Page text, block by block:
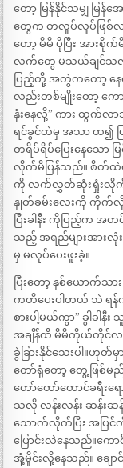
တော့ မြန်နိုင်သမျှ မြန်
တွေက တလှုပ်လှုပ်ဖြစ်လ
တော့ မိမိ ပိုပြီး အား
လက်တွေ မသယ်ချင်သလို
ပြည့်တို့ အတွဲကတော့ နေ
လည်းတစ်မျိုးတော့ ကေ
နုံးနေလို့” ကား ထွက်လ
ရင်ခွင်ထဲမှ အသာ ထ၍ ပြ
တရိပ်ရိပ်ပြေးနေသော မ
လိုက်မိပြန်သည်။ စိတ်ထဲ
ကို လက်လွှတ်ဆုံးရှုံးလိုက်
နှုတ်ခမ်းလေးကို ကိုက်လို
ပြီးခါနီး ကိုပြည့်က
သည့် အရည်များအားလုံ
မှ မလုပ်ပေးဖူးခဲ့။
ပြီးတော့ နှစ်ယောက်
ကတိပေးပါတယ် သဲ ရန်
စားပါ့မယ်ကွာ” ခွါခ
အချိန်ထိ မိမိကိုယ်တိုင်လ
ခွဲခြားနိုင်သေးပါ။
တော်ရုံတော့ တွေ့ဖြစ်မည်
တော်တော်တောင်ခရီးရေ
သလို လန်းလန်း ဆန်းဆ
သောက်လိုက်ပြီး အပြင်ကို
ပြောင်းလဲနေသည်။က
အုံ့မှိုင်းလို့နေသည်။ ချေ